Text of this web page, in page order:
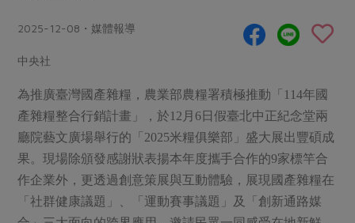
調理食材・點心
保健食品
居家好物
美妝保養 個人清潔
醬料
湯品．鍋物
漬物
涼拌沙拉
主題食譜
合作25-精選產品第三彈
議題活動
主婦聯盟X樂齡網特約優惠案
30%rPET紅烏龍茶
2024農業發展計畫年度報告
更多議題活動
減硝酸鹽
非基改運動
減添加物 減塑減廢
公益金 食農教育
更多議題
生活者e週報
社員權益
合作社法規
社務專區
選舉專區
2025-12-08・媒體報導
中央社
為推廣臺灣國產雜糧，農業部農糧署積極推動「114年國
產雜糧整合行銷計畫」，於12月6日假臺北中正紀念堂兩
廳院藝文廣場舉行的「2025米糧俱樂部」盛大展出豐碩成
果。現場除頒發感謝狀表揚本年度攜手合作的9家標竿合
作企業外，更透過創意策展與互動體驗，展現國產雜糧在
「社群健康議題」、「運動賽事議題」及「創新通路媒